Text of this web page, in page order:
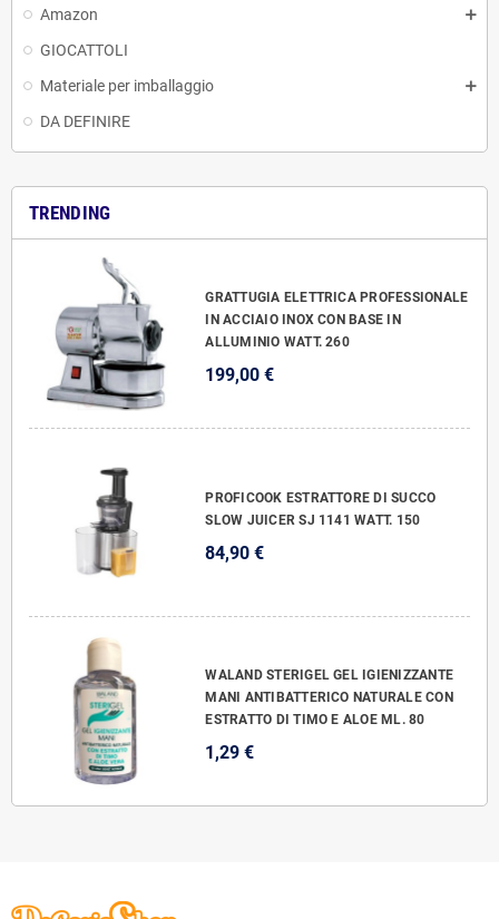
Amazon
GIOCATTOLI
Materiale per imballaggio
DA DEFINIRE
TRENDING
GRATTUGIA ELETTRICA PROFESSIONALE
IN ACCIAIO INOX CON BASE IN
ALLUMINIO WATT. 260
199,00 €
PROFICOOK ESTRATTORE DI SUCCO
SLOW JUICER SJ 1141 WATT. 150
84,90 €
WALAND STERIGEL GEL IGIENIZZANTE
MANI ANTIBATTERICO NATURALE CON
ESTRATTO DI TIMO E ALOE ML. 80
1,29 €